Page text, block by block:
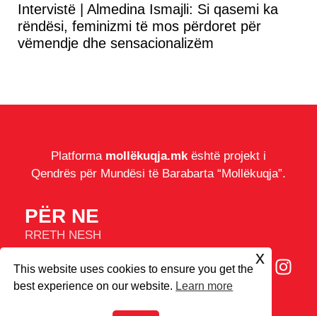
Intervistë | Almedina Ismajli: Si qasemi ka
rëndësi, feminizmi të mos përdoret për
vëmendje dhe sensacionalizëm
Platforma mollëkuqja.mk është projekt i
Qendrës për Mundësi të Barabarta “Mollëkuqja”.
PËR NE
RRETH NESH
COOKIES
This website uses cookies to ensure you get the
best experience on our website. Learn more
x